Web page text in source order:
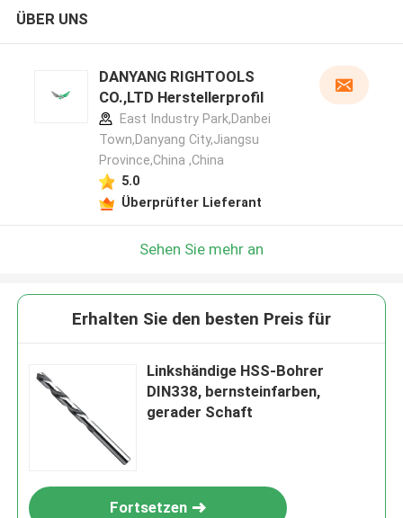
ÜBER UNS
DANYANG RIGHTOOLS
CO.,LTD Herstellerprofil
East Industry Park,Danbei
Town,Danyang City,Jiangsu
Province,China ,China
5.0
Überprüfter Lieferant
Sehen Sie mehr an
Erhalten Sie den besten Preis für
Linkshändige HSS-Bohrer
DIN338, bernsteinfarben,
gerader Schaft
Fortsetzen